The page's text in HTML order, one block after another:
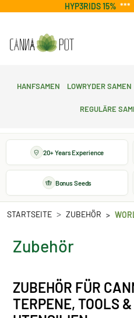
HYP3RIDS 15% ***
Hanfsamen Lowryder Samen
Reguläre
20+ Years Experience
Bonus Seeds
STARTSEITE ZUBEHÖR
Zubehör
ZUBEHÖR FÜR
TERPENE, TOOLS